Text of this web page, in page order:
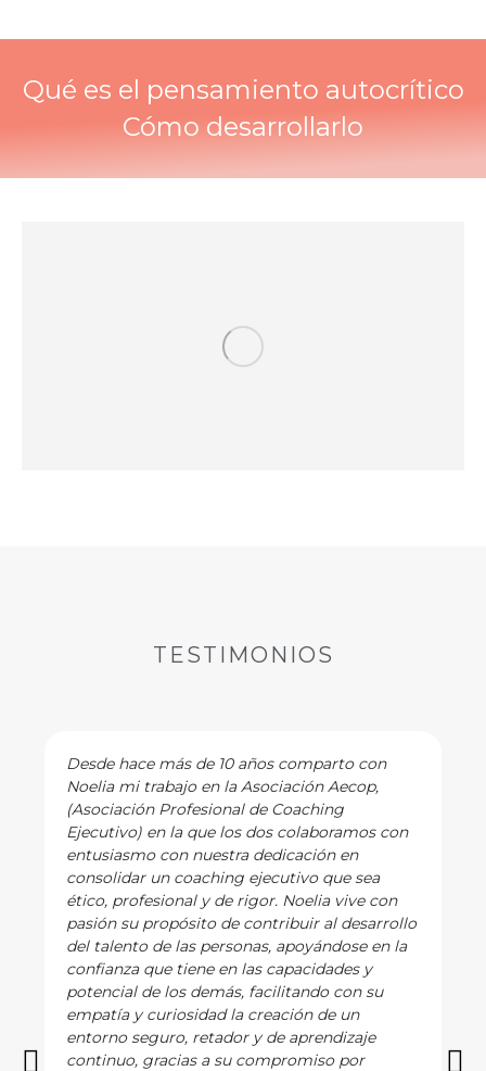
Qué es el pensamiento autocrítico
Cómo desarrollarlo
TESTIMONIOS
Desde hace más de 10 años comparto con
Noelia mi trabajo en la Asociación Aecop,
(Asociación Profesional de Coaching
Ejecutivo) en la que los dos colaboramos con
entusiasmo con nuestra dedicación en
consolidar un coaching ejecutivo que sea
ético, profesional y de rigor. Noelia vive con
pasión su propósito de contribuir al desarrollo
del talento de las personas, apoyándose en la
confianza que tiene en las capacidades y
potencial de los demás, facilitando con su
empatía y curiosidad la creación de un
entorno seguro, retador y de aprendizaje
continuo, gracias a su compromiso por